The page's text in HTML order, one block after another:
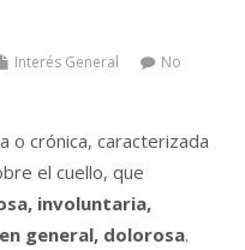
Interés General
No
o crónica, caracterizada
el cuello, que
involuntaria,
general, dolorosa.